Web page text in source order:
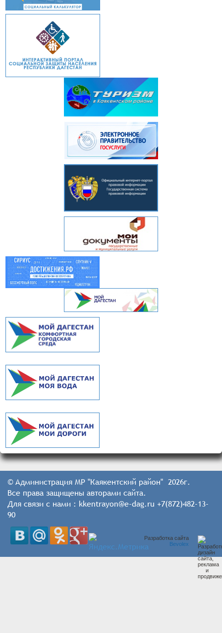
© Администрация МР "Каякентский район" 2026г.
Все права защищены авторами сайта.
Для связи с нами : kkentrayon@e-dag.ru +7(872)482-13-
90
Разработка сайта
Bevolex